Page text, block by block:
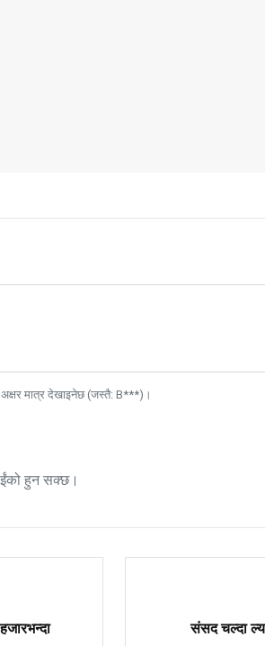
अक्षर मात्र देखाइनेछ (जस्तै: B***)।
हुन सक्छ।
संसद चल्दा